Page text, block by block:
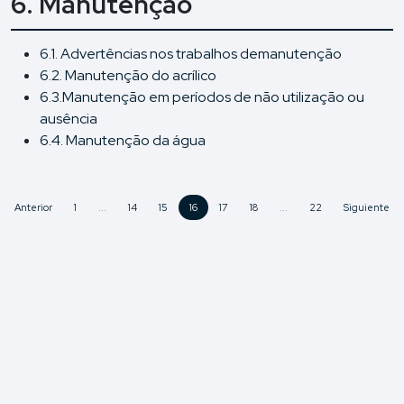
6.1. Advertências nos trabalhos demanutenção
6.2. Manutenção do acrílico
6.3.Manutenção em períodos de não utilização ou
ausência
6.4. Manutenção da água
Anterior 1 ... 14 15 16 17 18 ... 22 Siguiente